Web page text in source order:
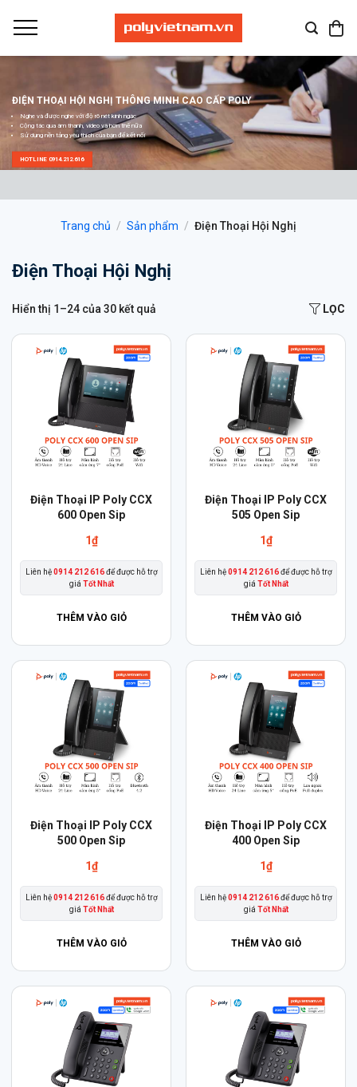
qua
ĐIỆN THOẠI HỘI NGHỊ THÔNG MINH CAO CẤP POLY
Nghe và được nghe với độ rõ nét kinh ngạc
Cộng tác qua âm thanh, video và hơn thế nữa
Sử dụng nền tảng yêu thích của bạn để kết nối
HOTLINE 0914.212.616
Trang chủ / Sản phẩm / Điện Thoại Hội Nghị
Điện Thoại Hội Nghị
Hiển thị 1–24 của 30 kết quả LỌC
Điện Thoại IP Poly CCX
600 Open Sip
1₫
Liên hệ0914 212 616để được hỗ trợ
giá Tốt Nhất
THÊM VÀO GIỎ
Điện Thoại IP Poly CCX
505 Open Sip
1₫
Liên hệ0914 212 616để được hỗ trợ
giá Tốt Nhất
THÊM VÀO GIỎ
Điện Thoại IP Poly CCX
500 Open Sip
1₫
Liên hệ0914 212 616để được hỗ trợ
giá Tốt Nhất
THÊM VÀO GIỎ
Điện Thoại IP Poly CCX
400 Open Sip
1₫
Liên hệ0914 212 616để được hỗ trợ
giá Tốt Nhất
THÊM VÀO GIỎ